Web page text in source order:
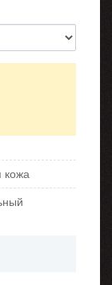
кожа